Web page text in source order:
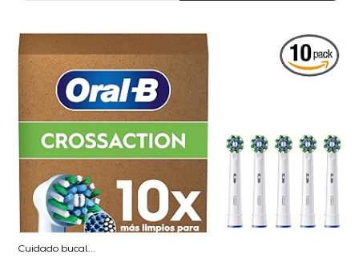
Cuidado bucal...